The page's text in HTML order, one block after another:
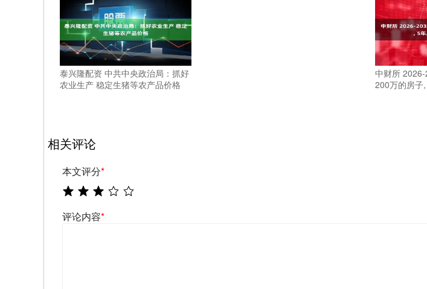
泰兴隆配资 中共中央政治局：抓好
农业生产 稳定生猪等农产品价格
中财所
200万的房子
相关评论
本文评分*
评论内容*